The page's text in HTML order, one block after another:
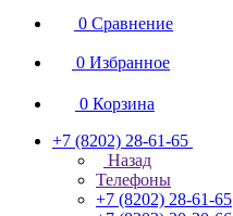
0 Сравнение
0 Избранное
0 Корзина
+7 (8202) 28‑61-65
Назад
Телефоны
+7 (8202) 28‑61-65